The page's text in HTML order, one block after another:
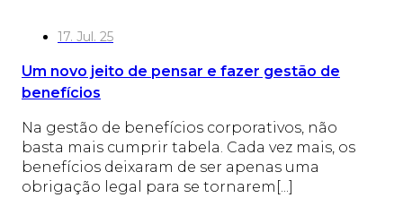
17. Jul. 25
Um novo jeito de pensar e fazer gestão de
benefícios
Na gestão de benefícios corporativos, não
basta mais cumprir tabela. Cada vez mais, os
benefícios deixaram de ser apenas uma
obrigação legal para se tornarem[...]